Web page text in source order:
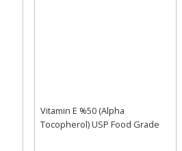
Vitamin E %50 (Alpha
Tocopherol) USP Food Grade